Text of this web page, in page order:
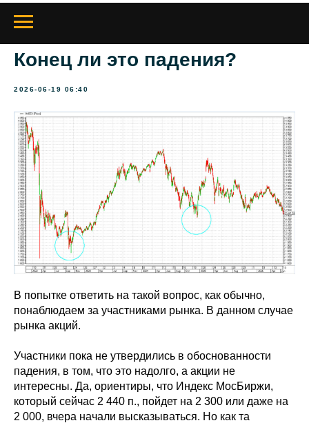
Конец ли это падения?
2026-06-19 06:40
В попытке ответить на такой вопрос, как обычно,
понаблюдаем за участниками рынка. В данном случае
рынка акций.
Участники пока не утвердились в обоснованности
падения, в том, что это надолго, а акции не
интересны. Да, ориентиры, что Индекс МосБиржи,
который сейчас 2 440 п., пойдет на 2 300 или даже на
2 000, вчера начали высказываться. Но как та